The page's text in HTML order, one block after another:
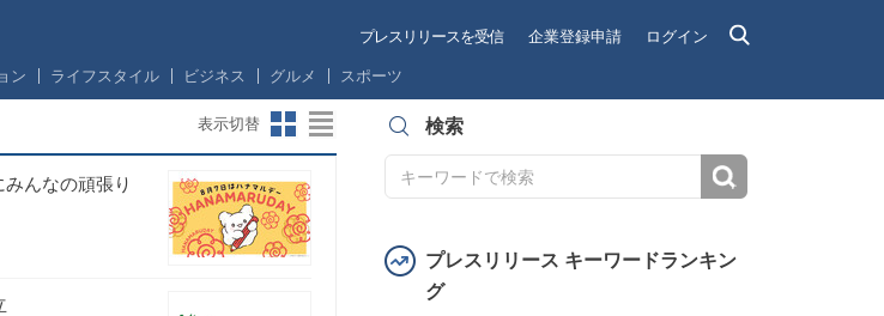
プレスリリースを受信 企業登録申請 ログイン
ン ライフスタイル ビジネス グルメ スポーツ
表示切替
んなの頑張り
検索
プレスリリース キーワードランキン
グ